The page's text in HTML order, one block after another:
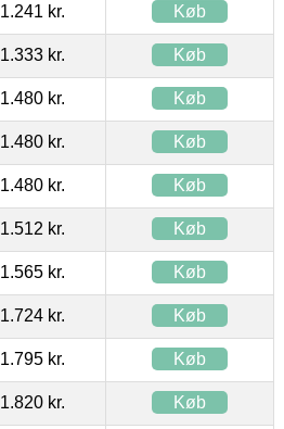
1.241 kr. Køb
1.333 kr. Køb
1.480 kr. Køb
1.480 kr. Køb
1.480 kr. Køb
1.512 kr. Køb
1.565 kr. Køb
1.724 kr. Køb
1.795 kr. Køb
1.820 kr. Køb